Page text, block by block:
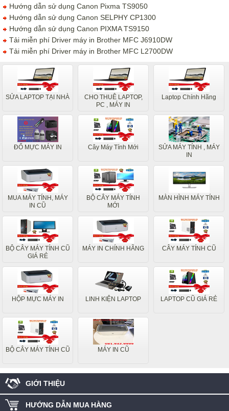
Hướng dẫn sử dụng Canon Pixma TS9050
Hướng dẫn sử dụng Canon SELPHY CP1300
Hướng dẫn sử dụng Canon PIXMA TS9150
Tải miễn phí Driver máy in Brother MFC J6910DW
Tải miễn phí Driver máy in Brother MFC L2700DW
SỬA LAPTOP TẠI NHÀ
CHO THUÊ LAPTOP,
PC , MÁY IN
Laptop Chính Hãng
ĐỔ MỰC MÁY IN Cây Máy Tính Mới
SỬA MÁY TÍNH , MÁY
IN
MUA MÁY TÍNH, MÁY
IN CŨ
BỘ CÂY MÁY TÍNH
MỚI
MÀN HÌNH MÁY TÍNH
BỘ CÂY MÁY TÍNH CŨ
GIÁ RẺ
MÁY IN CHÍNH HÃNG CÂY MÁY TÍNH CŨ
HỘP MỰC MÁY IN LINH KIỆN LAPTOP LAPTOP CŨ GIÁ RẺ
BỘ CÂY MÁY TÍNH CŨ MÁY IN CŨ
GIỚI THIỆU
HƯỚNG DẪN MUA HÀNG